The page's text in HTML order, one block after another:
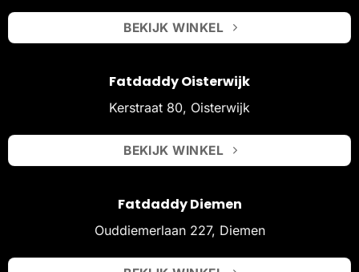
BEKIJK WINKEL
Fatdaddy Oisterwijk
Kerstraat 80, Oisterwijk
BEKIJK WINKEL
Fatdaddy Diemen
Ouddiemerlaan 227, Diemen